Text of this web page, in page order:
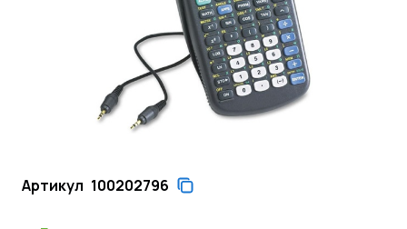
Артикул 100202796